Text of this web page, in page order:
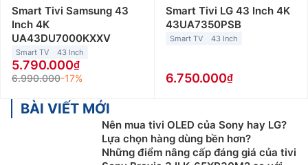
ảnh.
Tivi Samsung OLED
Tivi Samsung OLED đại diện cho sự hòa quyện giữa
công nghệ hiển thị tiên tiến và thiết kế tinh tế. Công
nghệ Organic Light Emitting Diode (OLED) cho phép
mỗi điểm ảnh tự phát sáng, tạo ra độ tương phản vượt
trội và màu sắc chính xác mà không cần đến tấm nền.
Cũng nhờ vậy mà các sản phẩm tivi Samsung OLED
Smart Tivi Samsung 43
Inch 4K
UA43DU7000KXXV
Smart TV 43 Inch
5.790.000
6.990.000-17%
Smart Tivi LG 43 Inch 4K
43UA7350PSB
Smart TV 43 Inch
6.750.000
BÀI VIẾT MỚI
Nên mua tivi OLED của Sony hay LG?
Lựa chọn hàng dùng bền hơn?
Những điểm nâng cấp đáng giá của tivi